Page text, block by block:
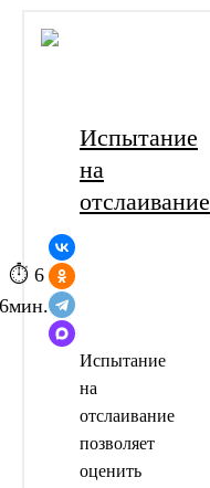
Испытание
на
отслаивание
⏱ 6
мин.
Испытание
на
отслаивание
позволяет
оценить